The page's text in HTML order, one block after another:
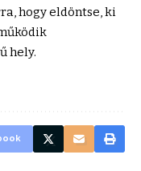
hogy eldöntse, ki
hely.